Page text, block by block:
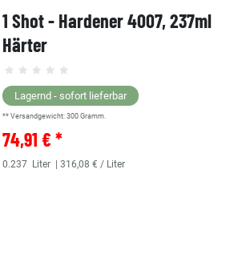
1 Shot - Hardener 4007, 237ml
Härter
Lagernd - sofort lieferbar
** Versandgewicht: 300 Gramm.
74,91 € *
0.237 Liter | 316,08 € / Liter